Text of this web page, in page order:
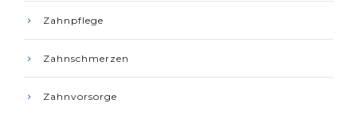
Zahnpflege
Zahnschmerzen
Zahnvorsorge